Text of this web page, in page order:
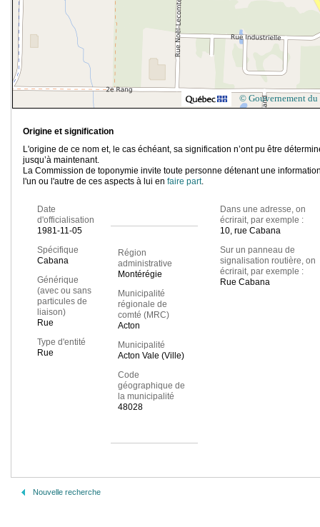
© Gouvernement du
Origine et signification
L'origine de ce nom et, le cas échéant, sa signification n’ont pu être
jusqu’à maintenant.
La Commission de toponymie invite toute personne détenant une
l'un ou l'autre de ces aspects à lui en faire part.
Date
d'officialisation
1981-11-05
Spécifique
Cabana
Générique
(avec ou sans
particules de
liaison)
Rue
Type d'entité
Rue
Région
administrative
Montérégie
Municipalité
régionale de
comté (MRC)
Acton
Municipalité
Acton Vale (Ville)
Code
géographique de
la municipalité
48028
Dans une adresse, on
écrirait, par exemple :
10, rue Cabana
Sur un panneau de
signalisation routière, on
écrirait, par exemple :
Rue Cabana
Nouvelle recherche